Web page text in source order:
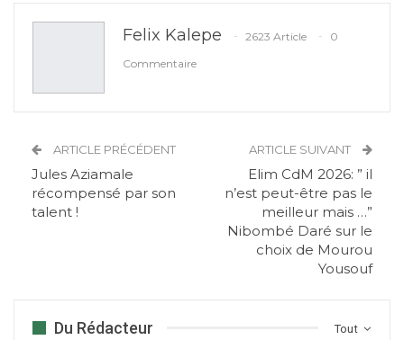
Felix Kalepe 2623 Article
0
Commentaire
ARTICLE PRÉCÉDENT
Jules Aziamale
récompensé par son
talent !
ARTICLE SUIVANT
Elim CdM 2026: ” il
n’est peut-être pas le
meilleur mais …”
Nibombé Daré sur le
choix de Mourou
Yousouf
Tout
Du Rédacteur